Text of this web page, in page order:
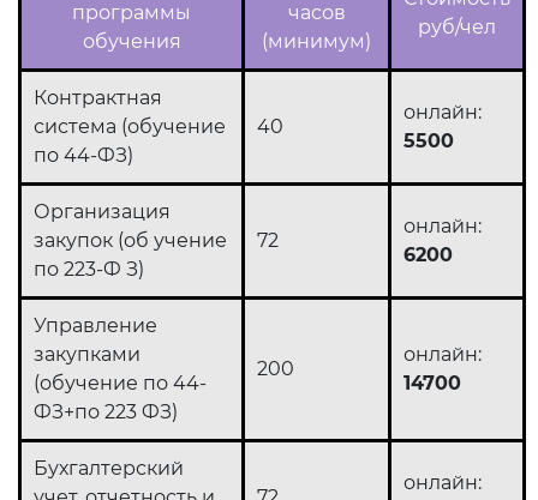
программы
обучения
часов
(минимум)
руб/чел
Контрактная
система (обучение
по 44-ФЗ)
40
онлайн:
5500
Организация
закупок (об учение
по 223-Ф З)
72
онлайн:
6200
Управление
закупками
(обучение по 44-
ФЗ+по 223 ФЗ)
200
онлайн:
14700
Бухгалтерский
онлайн: